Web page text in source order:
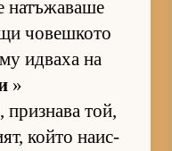
на­тъ­жа­ваше
чо­веш­кото
ид­ваха на
»
приз­нава той,
който на­ис­